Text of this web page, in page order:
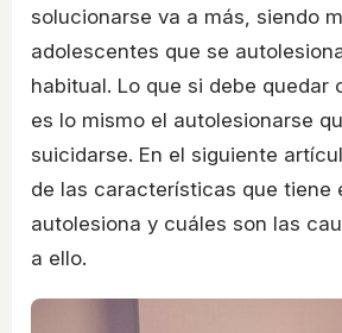
solucionarse va a más, siendo
adolescentes que se
habitual. Lo que si debe quedar
es lo mismo el autolesionarse
suicidarse. En el siguiente
de las características que tiene
autolesiona y cuáles son las
a ello.